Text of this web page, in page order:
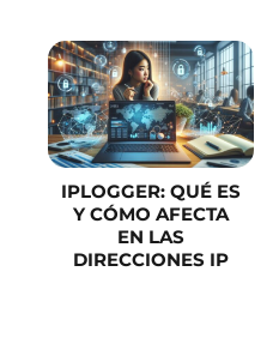
IPLOGGER: QUÉ ES
Y CÓMO AFECTA
EN LAS
DIRECCIONES IP